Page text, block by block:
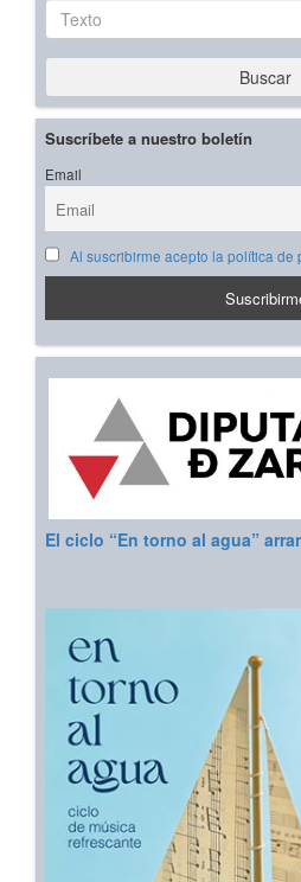
Texto
Buscar
Suscríbete a nuestro boletín
Email
Al suscribirme acepto la política de
El ciclo “En torno al agua”